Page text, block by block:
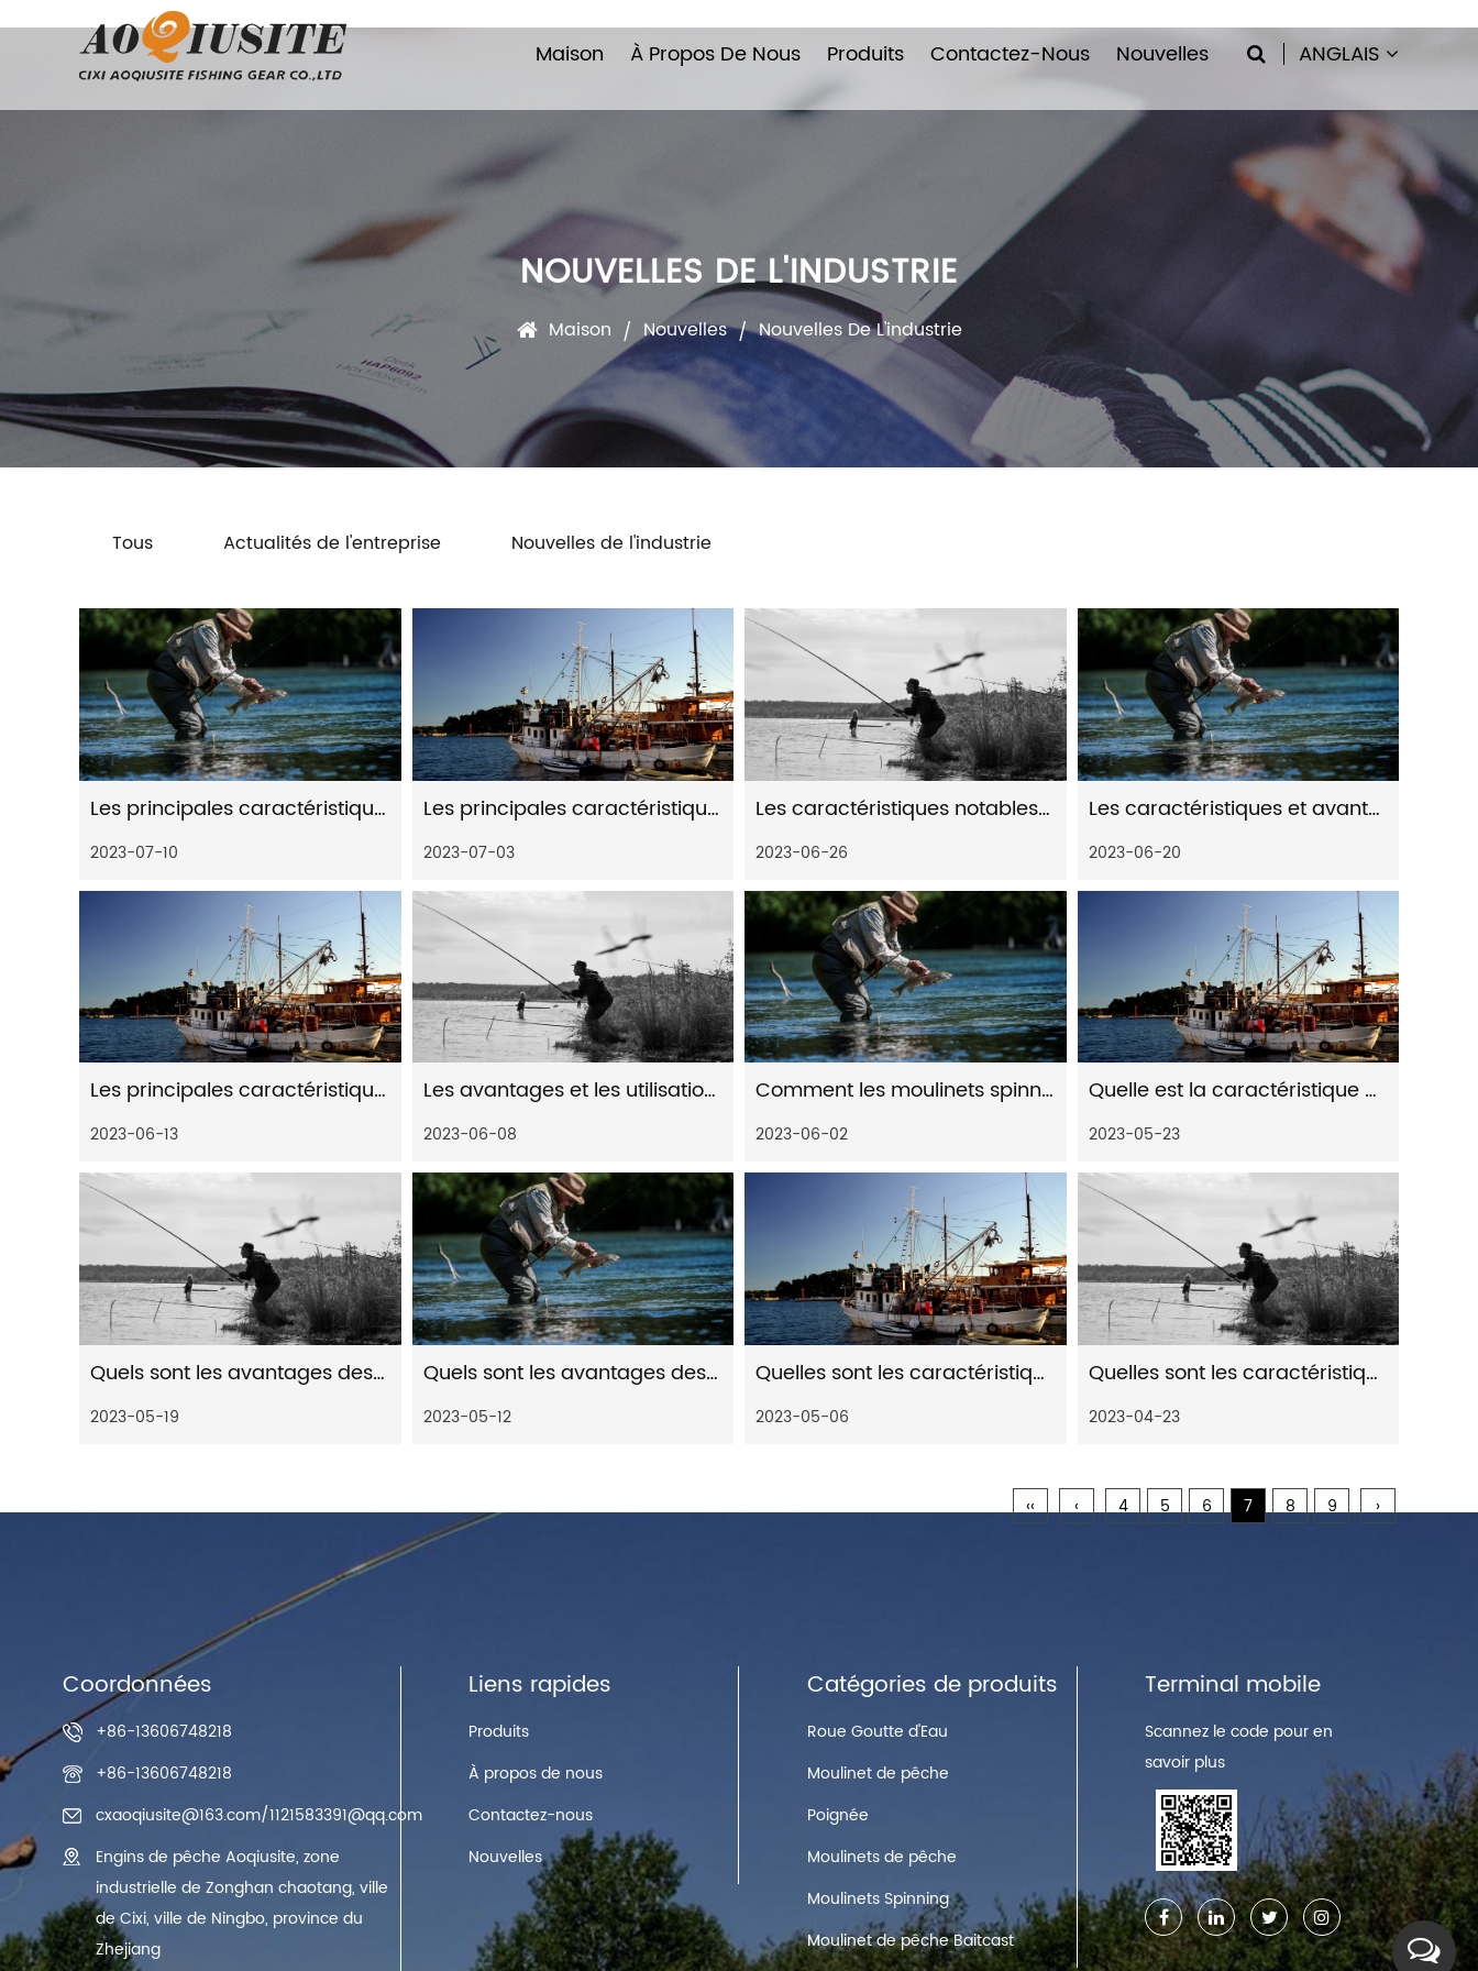
ANGLAIS
Maison À Propos De Nous Produits Contactez-Nous Nouvelles
NOUVELLES DE L'INDUSTRIE
Maison / Nouvelles/Nouvelles De L'industrie
Tous Actualités de l'entreprise Nouvelles de l'industrie
Les principales caractéristiques des moulinets à frein arrière
2023-07-10
Les principales caractéristiques des moulinets de pêche en haute mer
2023-07-03
Les caractéristiques notables d’un moulinet de pêche baitcast
2023-06-26
Les caractéristiques et avantages des moulinets de pêche
2023-06-20
Les principales caractéristiques et avantages des moulinets spinning à frein arrière
2023-06-13
Les avantages et les utilisations courantes des mini moulinets de pêche
2023-06-08
Comment les moulinets spinning à distance améliorent l’expérience de pêche pour les passionnés de tous niveaux
2023-06-02
Quelle est la caractéristique des moulinets de pêche
2023-05-23
Quels sont les avantages des moulinets de pêche en métal
2023-05-19
Quels sont les avantages des moulinets de pêche
2023-05-12
Quelles sont les caractéristiques et les avantages des moulinets de pêche
2023-05-06
Quelles sont les caractéristiques du moulinet spinning pour la pêche en haute mer
2023-04-23
‹‹ ‹ 4 5 6 7 8 9 ›
Coordonnées
+86-13606748218
+86-13606748218
cxaoqiusite@163.com/1121583391@qq.com
Engins de pêche Aoqiusite, zone
industrielle de Zonghan chaotang, ville
de Cixi, ville de Ningbo, province du
Zhejiang
Liens rapides
Produits
À propos de nous
Contactez-nous
Nouvelles
Catégories de produits
Roue Goutte d'Eau
Moulinet de pêche
Poignée
Moulinets de pêche
Moulinets Spinning
Moulinet de pêche Baitcast
Terminal mobile
Scannez le code pour en
savoir plus